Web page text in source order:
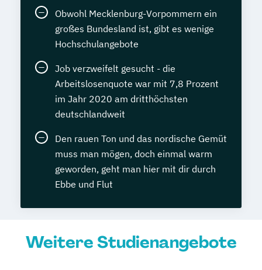
Obwohl Mecklenburg-Vorpommern ein
großes Bundesland ist, gibt es wenige
Hochschulangebote
Job verzweifelt gesucht - die
Arbeitslosenquote war mit 7,8 Prozent
im Jahr 2020 am dritthöchsten
deutschlandweit
Den rauen Ton und das nordische Gemüt
muss man mögen, doch einmal warm
geworden, geht man hier mit dir durch
Ebbe und Flut
Weitere Studienangebote